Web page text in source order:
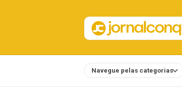
Navegue pelas categorias